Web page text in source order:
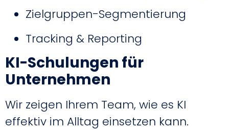
Zielgruppen-Segmentierung
Tracking & Reporting
KI-Schulungen für
Unternehmen
Wir zeigen Ihrem Team, wie es KI
effektiv im Alltag einsetzen kann.